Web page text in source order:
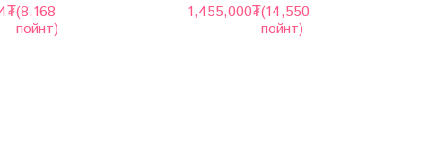
₮(8,168
пойнт)
1,455,000₮(14,550
пойнт)